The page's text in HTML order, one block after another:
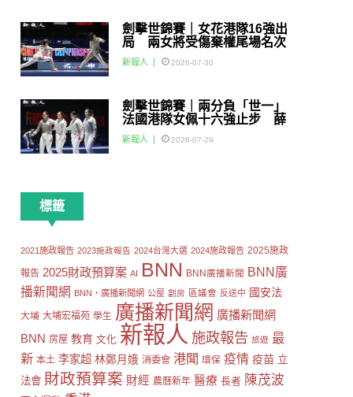
劍擊世錦賽｜女花港隊16強出
局 兩女將受傷棄權尾場名次
賽
新報人 2026-07-30
劍擊世錦賽｜兩分負「世一」
法國港隊女佩十六強止步 薛
雅齊：我好有信心我哋可以做
到世界級嘅Team
新報人 2026-07-29
標籤
2021施政報告 2023施政報告 2024台灣大選 2024施政報告 2025施政
報告 2025財政預算案 AI BNN BNN廣播新聞
BNN廣
播新聞網 BNN，廣播新聞網 公屋 劏房 區議會 反送中 國安法
大埔 大埔宏福苑 學生 廣播新聞網 廣播新聞網
BNN 房屋 教育 文化 新報人 施政報告 旅遊 最
新 本土 李家超 林鄭月娥 消委會 港聞 環保 疫情 疫苗 立
法會 財政預算案 財經 農曆新年 醫療 長者 陳茂波